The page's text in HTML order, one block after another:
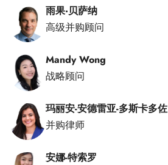
雨果·贝萨纳
高级并购顾问
Mandy Wong
战略顾问
玛丽安-安德雷亚-多斯卡多佐
并购律师
安娜-特索罗